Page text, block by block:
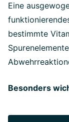
Eine
bestimmte
Besonders